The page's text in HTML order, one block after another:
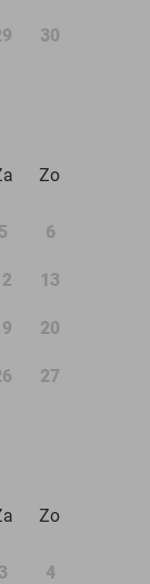
30
Zo
5 6
13
20
27
Zo
3 4